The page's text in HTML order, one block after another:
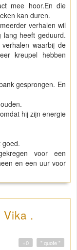
mee hoor.En die
kan duren.
verhalen wil
lang heeft geduurd.
waarbij de
kreupel hebben
gesprongen. En
hij zijn energie
goed.
voor een
en een uur voor
.
" quote "
+0